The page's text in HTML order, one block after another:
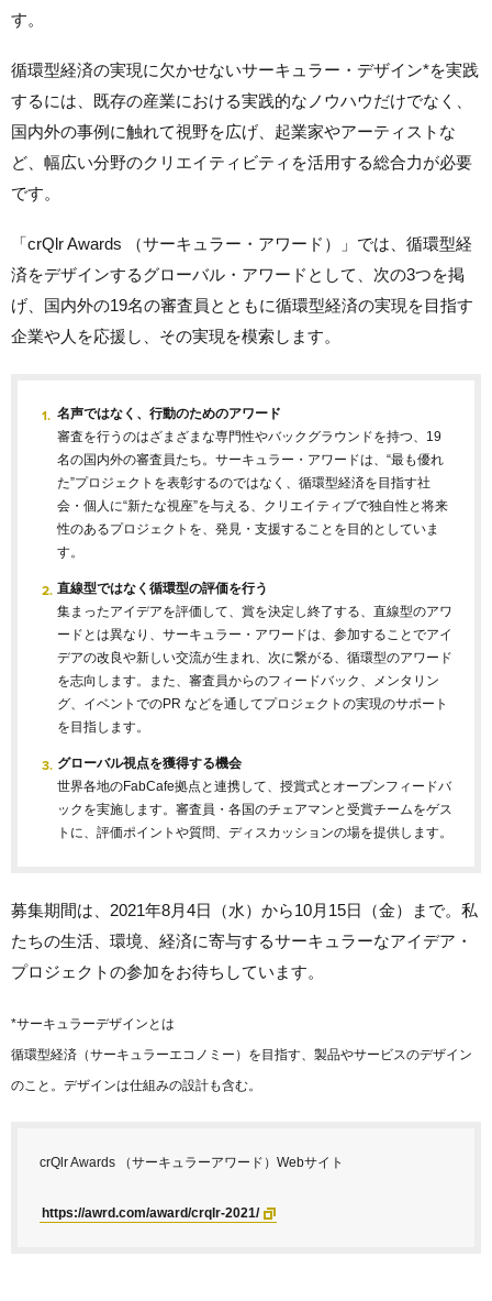
す。
循環型経済の実現に欠かせないサーキュラー・デザイン*を実践
するには、既存の産業における実践的なノウハウだけでなく、
国内外の事例に触れて視野を広げ、起業家やアーティストな
ど、幅広い分野のクリエイティビティを活用する総合力が必要
です。
「crQlr Awards （サーキュラー・アワード）」では、循環型経
済をデザインするグローバル・アワードとして、次の3つを掲
げ、国内外の19名の審査員とともに循環型経済の実現を目指す
企業や人を応援し、その実現を模索します。
名声ではなく、行動のためのアワード
審査を行うのはざまざまな専門性やバックグラウンドを持つ、19
名の国内外の審査員たち。サーキュラー・アワードは、“最も優れ
た”プロジェクトを表彰するのではなく、循環型経済を目指す社
会・個人に“新たな視座”を与える、クリエイティブで独自性と将来
性のあるプロジェクトを、発見・支援することを目的としていま
す。
直線型ではなく循環型の評価を行う
集まったアイデアを評価して、賞を決定し終了する、直線型のアワ
ードとは異なり、サーキュラー・アワードは、参加することでアイ
デアの改良や新しい交流が生まれ、次に繋がる、循環型のアワード
を志向します。また、審査員からのフィードバック、メンタリン
グ、イベントでのPR などを通してプロジェクトの実現のサポート
を目指します。
グローバル視点を獲得する機会
世界各地のFabCafe拠点と連携して、授賞式とオープンフィードバ
ックを実施します。審査員・各国のチェアマンと受賞チームをゲス
トに、評価ポイントや質問、ディスカッションの場を提供します。
募集期間は、2021年8月4日（水）から10月15日（金）まで。私
たちの生活、環境、経済に寄与するサーキュラーなアイデア・
プロジェクトの参加をお待ちしています。
*サーキュラーデザインとは
循環型経済（サーキュラーエコノミー）を目指す、製品やサービスのデザイン
のこと。デザインは仕組みの設計も含む。
crQlr Awards （サーキュラーアワード）Webサイト
https://awrd.com/award/crqlr-2021/